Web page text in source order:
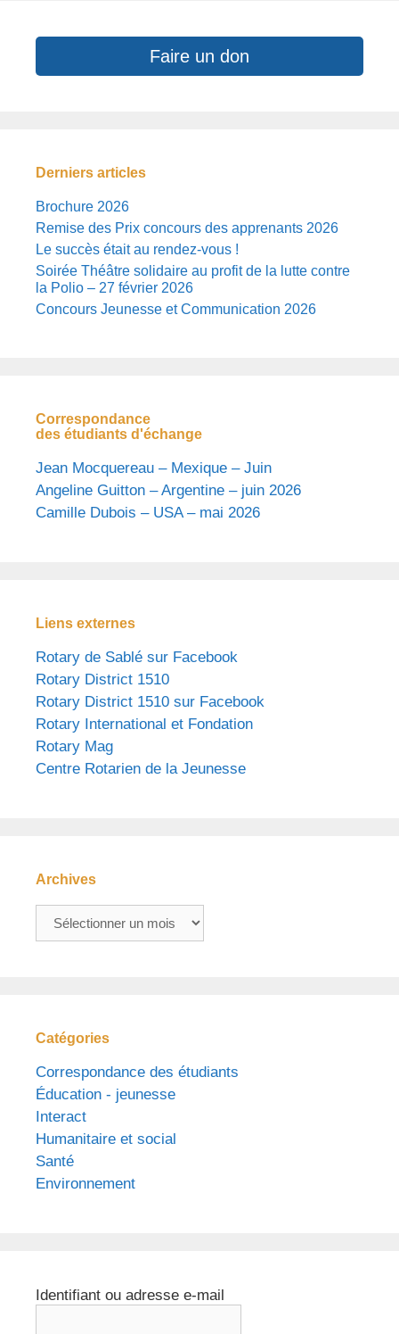
Faire un don
Derniers articles
Brochure 2026
Remise des Prix concours des apprenants 2026
Le succès était au rendez-vous !
Soirée Théâtre solidaire au profit de la lutte contre
la Polio – 27 février 2026
Concours Jeunesse et Communication 2026
Correspondance
des étudiants d'échange
Jean Mocquereau – Mexique – Juin
Angeline Guitton – Argentine – juin 2026
Camille Dubois – USA – mai 2026
Liens externes
Rotary de Sablé sur Facebook
Rotary District 1510
Rotary District 1510 sur Facebook
Rotary International et Fondation
Rotary Mag
Centre Rotarien de la Jeunesse
Archives
Archives
Catégories
Correspondance des étudiants
Éducation - jeunesse
Interact
Humanitaire et social
Santé
Environnement
Identifiant ou adresse e-mail